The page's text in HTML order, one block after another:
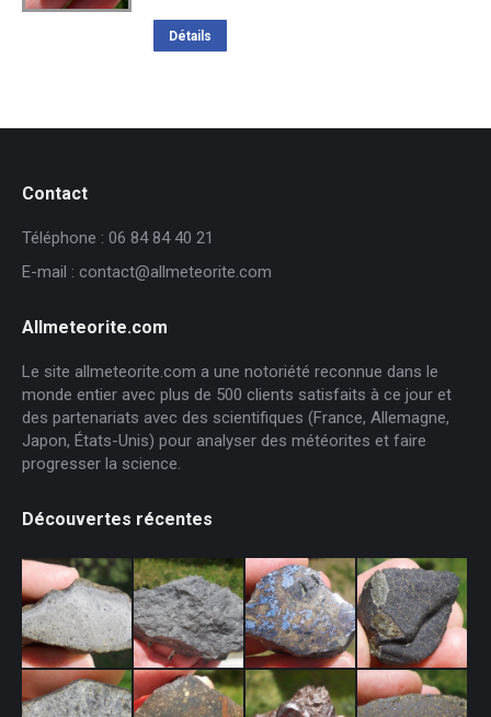
Détails
Contact
Téléphone : 06 84 84 40 21
E-mail : contact@allmeteorite.com
Allmeteorite.com
Le site allmeteorite.com a une notoriété reconnue dans le
monde entier avec plus de 500 clients satisfaits à ce jour et
des partenariats avec des scientifiques (France, Allemagne,
Japon, États-Unis) pour analyser des météorites et faire
progresser la science.
Découvertes récentes